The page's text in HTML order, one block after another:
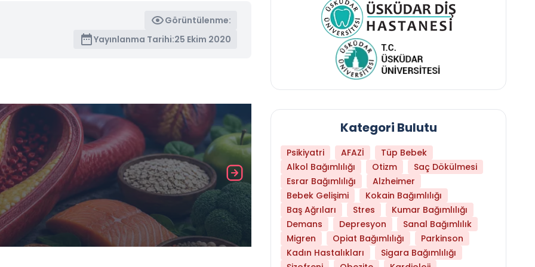
Görüntülenme:
Yayınlanma Tarihi:25 Ekim 2020
Daha Az Protein Tüketmek Yaşlanmayı
Kategori Bulutu
Psikiyatri AFAZİ
Tüp Bebek
Alkol Bağımlılığı
Otizm
Saç Dökülmesi
Esrar Bağımlılığı
Alzheimer
Bebek Gelişimi
Kokain Bağımlılığı
Baş Ağrıları
Stres
Kumar Bağımlılığı
Demans
Depresyon
Sanal Bağımlılık
Migren
Opiat Bağımlılığı
Parkinson
Kadın Hastalıkları
Sigara Bağımlılığı